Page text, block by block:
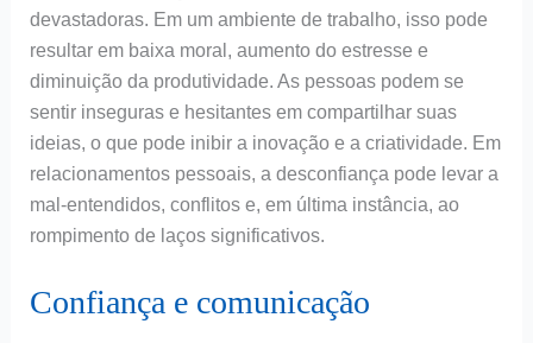
devastadoras. Em um ambiente de trabalho, isso pode
resultar em baixa moral, aumento do estresse e
diminuição da produtividade. As pessoas podem se
sentir inseguras e hesitantes em compartilhar suas
ideias, o que pode inibir a inovação e a criatividade. Em
relacionamentos pessoais, a desconfiança pode levar a
mal-entendidos, conflitos e, em última instância, ao
rompimento de laços significativos.
Confiança e comunicação